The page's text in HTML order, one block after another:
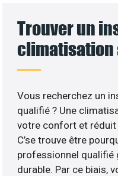
Trouver un
climatisation
Vous recherchez un
qualifié ? Une
votre confort et
C’se trouve être
professionnel qualifié
durable. Par ce biais,